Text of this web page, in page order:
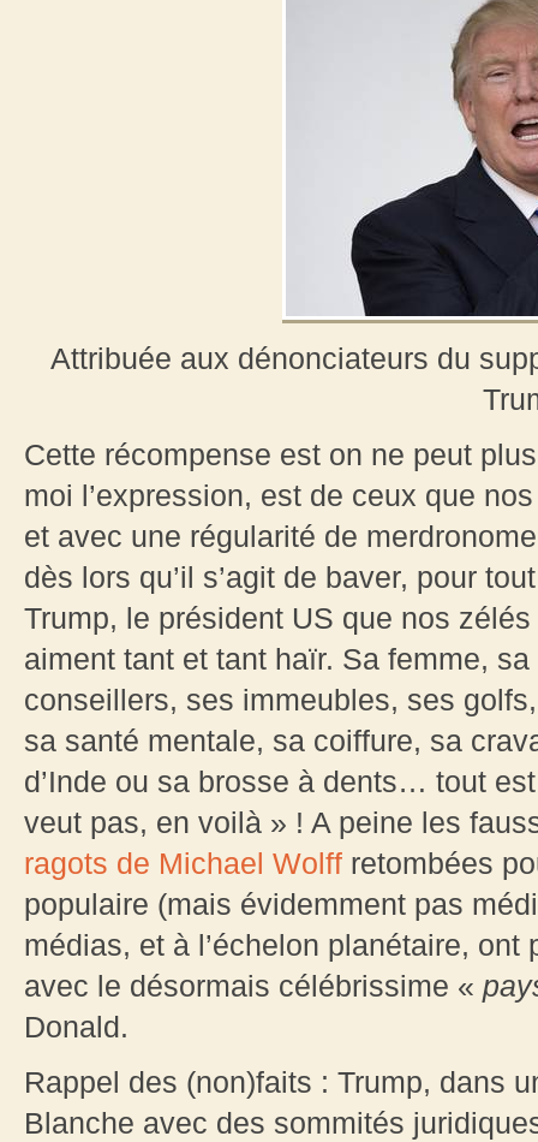
Attribuée aux dénonciateurs du
Cette récompense est on ne peut
moi l’expression, est de ceux que
et avec une régularité de
dès lors qu’il s’agit de baver, pour
Trump, le président US que nos
aiment tant et tant haïr. Sa femme,
conseillers, ses immeubles, ses
sa santé mentale, sa coiffure, sa
d’Inde ou sa brosse à dents… tout
veut pas, en voilà » ! A peine les
ragots de Michael Wolff retombées
populaire (mais évidemment pas
médias, et à l’échelon planétaire,
avec le désormais célébrissime «
Donald.
Rappel des (non)faits : Trump, dans
Blanche avec des sommités